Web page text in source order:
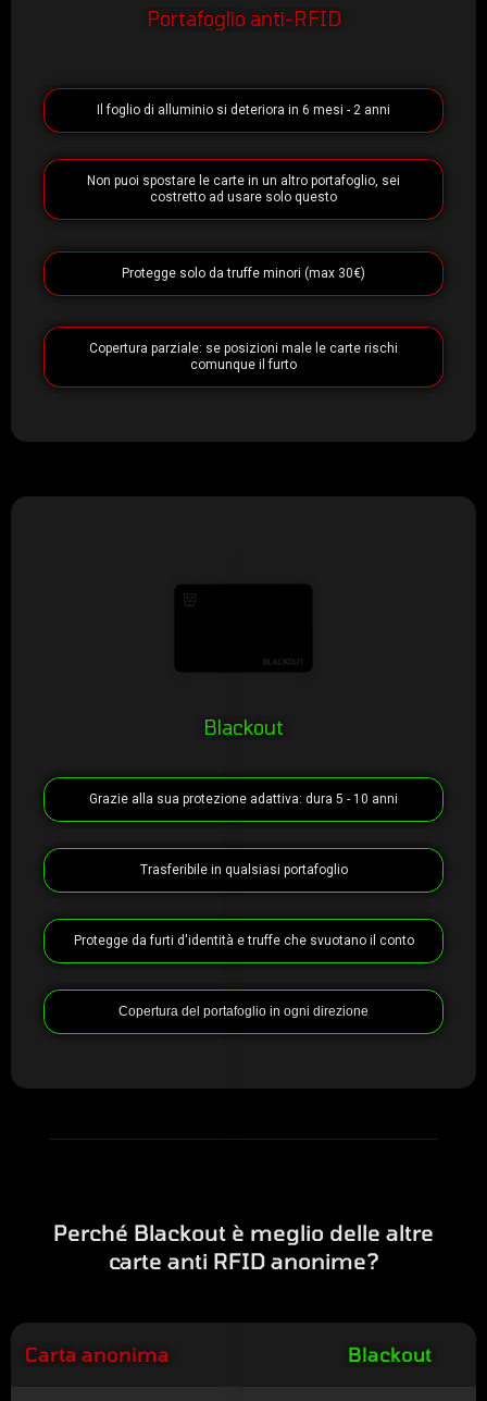
Portafoglio anti-RFID
Il foglio di alluminio si deteriora in 6 mesi - 2 anni
Non puoi spostare le carte in un altro portafoglio, sei
costretto ad usare solo questo
Protegge solo da truffe minori (max 30€)
Copertura parziale: se posizioni male le carte rischi
comunque il furto
Blackout
Grazie alla sua protezione adattiva: dura 5 - 10 anni
Trasferibile in qualsiasi portafoglio
Protegge da furti d'identità e truffe che svuotano il conto
Copertura del portafoglio in ogni direzione
Perché Blackout è meglio delle altre
carte anti RFID anonime?
Carta anonima Blackout